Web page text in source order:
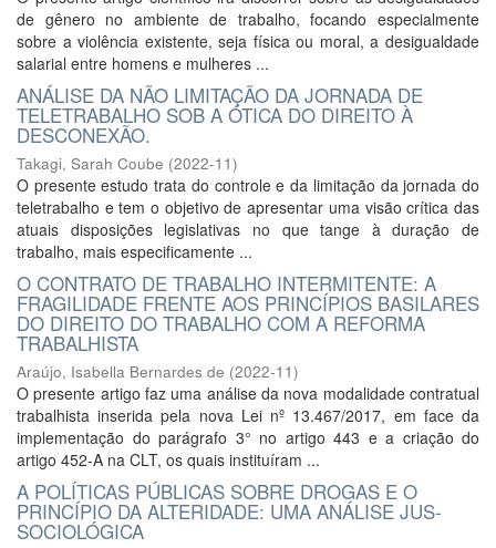
de gênero no ambiente de trabalho, focando especialmente
sobre a violência existente, seja física ou moral, a desigualdade
salarial entre homens e mulheres ...
ANÁLISE DA NÃO LIMITAÇÃO DA JORNADA DE
TELETRABALHO SOB A ÓTICA DO DIREITO À
DESCONEXÃO.
Takagi, Sarah Coube (2022-11)
O presente estudo trata do controle e da limitação da jornada do
teletrabalho e tem o objetivo de apresentar uma visão crítica das
atuais disposições legislativas no que tange à duração de
trabalho, mais especificamente ...
O CONTRATO DE TRABALHO INTERMITENTE: A
FRAGILIDADE FRENTE AOS PRINCÍPIOS BASILARES
DO DIREITO DO TRABALHO COM A REFORMA
TRABALHISTA
Araújo, Isabella Bernardes de (2022-11)
O presente artigo faz uma análise da nova modalidade contratual
trabalhista inserida pela nova Lei nº 13.467/2017, em face da
implementação do parágrafo 3° no artigo 443 e a criação do
artigo 452-A na CLT, os quais instituíram ...
A POLÍTICAS PÚBLICAS SOBRE DROGAS E O
PRINCÍPIO DA ALTERIDADE: UMA ANÁLISE JUS-
SOCIOLÓGICA